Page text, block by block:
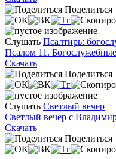
Поделиться
Слушать Псалтирь:
Псалом 11.
Скачать
Поделиться
Слушать Светлый вечер
Светлый вечер с
Скачать
Поделиться